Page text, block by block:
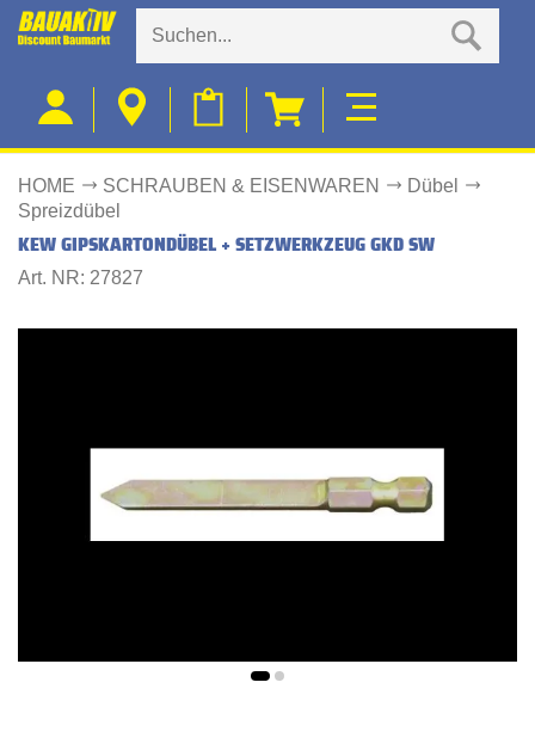
HOME SCHRAUBEN & EISENWAREN
Dübel
Spreizdübel
KEW GIPSKARTONDÜBEL + SETZWERKZEUG GKD SW
Art. NR: 27827